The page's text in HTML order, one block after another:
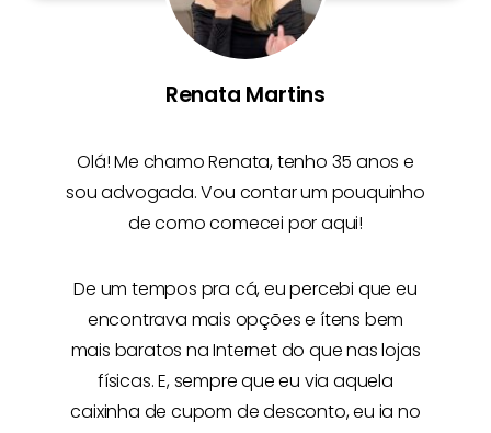
Renata Martins
Olá! Me chamoRenata, tenho 35 anos e
sou advogada. Vou contar um pouquinho
de como comecei por aqui!
De um tempos pra cá, eu percebi que eu
encontrava mais opções e ítens bem
mais baratos na Internetdo que nas lojas
físicas. E, sempre que eu via aquela
caixinha de cupom de desconto, eu ia no